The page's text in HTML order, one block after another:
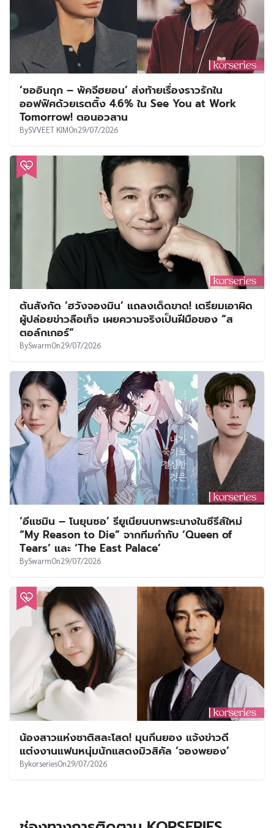
‘ซออินกุก – พัคจีฮยอน’ ส่งท้ายเรื่องราวรักใน
ออฟฟิศด้วยเรตติ้ง 4.6% ใน See You at Work
Tomorrow! ตอนอวสาน
BySVVEET KIMOn29/07/2026
ต้นสังกัด ‘ฮวังจองมิน’ แถลงเด็ดขาด! เตรียมเอาผิด
ผู้ปล่อยข่าวลือเท็จ เผยความจริงเป็นฝีมือของ “ส
ตอล์กเกอร์”
BySwarmOn29/07/2026
‘อีแชมิน – โนยุนซอ’ รียูเนียนบทพระนางในซีรีส์ใหม่
“My Reason to Die” จากทีมกำกับ ‘Queen of
Tears’ และ ‘The East Palace’
BySwarmOn29/07/2026
น้องสาวแห่งชาติสละโสด! มุนกึนยอง แจ้งข่าวดี
แต่งงานแฟนหนุ่มนักแสดงมิวสิคัล ‘จองพยอง’
BykorseriesOn29/07/2026